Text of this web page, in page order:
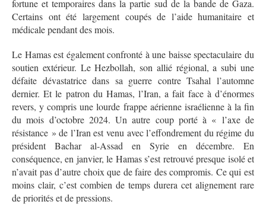
fortune et temporaires dans la partie sud de la bande de Gaza.
Certains ont été largement coupés de l’aide humanitaire et
médicale pendant des mois.
Le Hamas est également confronté à une baisse spectaculaire du
soutien extérieur. Le Hezbollah, son allié régional, a subi une
défaite dévastatrice dans sa guerre contre Tsahal l’automne
dernier. Et le patron du Hamas, l’Iran, a fait face à d’énormes
revers, y compris une lourde frappe aérienne israélienne à la fin
du mois d’octobre 2024. Un autre coup porté à « l’axe de
résistance » de l’Iran est venu avec l’effondrement du régime du
président Bachar al-Assad en Syrie en décembre. En
conséquence, en janvier, le Hamas s’est retrouvé presque isolé et
n’avait pas d’autre choix que de faire des compromis. Ce qui est
moins clair, c’est combien de temps durera cet alignement rare
de priorités et de pressions.